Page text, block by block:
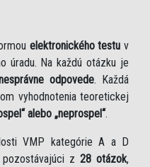
elektronického testu v
úradu. Na každú otázku je
odpovede. Každá
vyhodnotenia teoretickej
alebo „neprospel“.
VMP kategórie A a D
z 28 otázok,